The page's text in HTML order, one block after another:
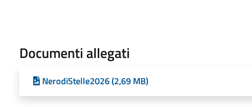
Documenti allegati
NerodiStelle2026 (2,69 MB)